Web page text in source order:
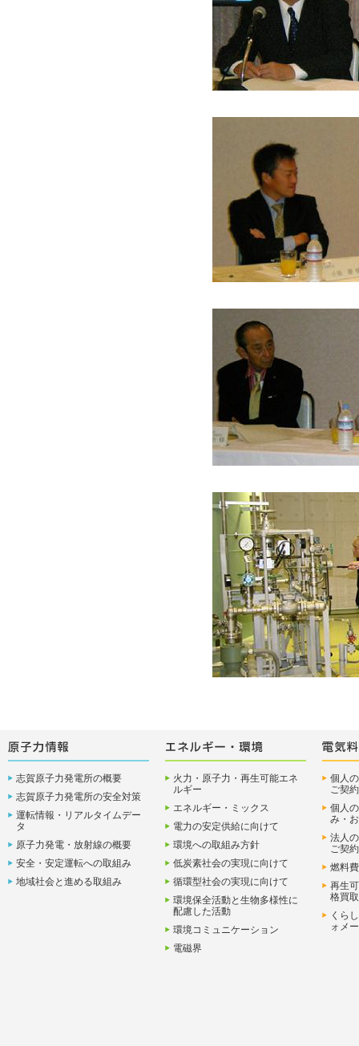
志賀原子力発電所の概要
志賀原子力発電所の安全対策
運転情報・リアルタイムデー
タ
原子力発電・放射線の概要
安全・安定運転への取組み
地域社会と進める取組み
火力・原子力・再生可能エネ
ルギー
エネルギー・ミックス
電力の安定供給に向けて
環境への取組み方針
低炭素社会の実現に向けて
循環型社会の実現に向けて
環境保全活動と生物多様性に
配慮した活動
環境コミュニケーション
電磁界
個人
ご契約
個人
み・
法人
ご契約
燃料
再生
格買
くら
ォメ